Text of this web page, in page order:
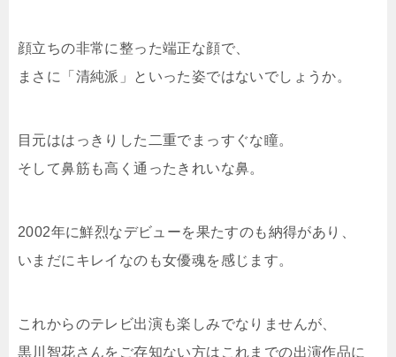
顔立ちの非常に整った端正な顔で、
まさに「清純派」といった姿ではないでしょうか。
目元ははっきりした二重でまっすぐな瞳。
そして鼻筋も高く通ったきれいな鼻。
2002年に鮮烈なデビューを果たすのも納得があり、
いまだにキレイなのも女優魂を感じます。
これからのテレビ出演も楽しみでなりませんが、
黒川智花さんをご存知ない方はこれまでの出演作品に